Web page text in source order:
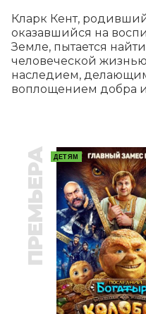
Кларк Кент,
оказавшийся на
Земле, пытается
человеческой
наследием,
воплощением добра
ПРЕМЬЕРА ДЕТЯМ